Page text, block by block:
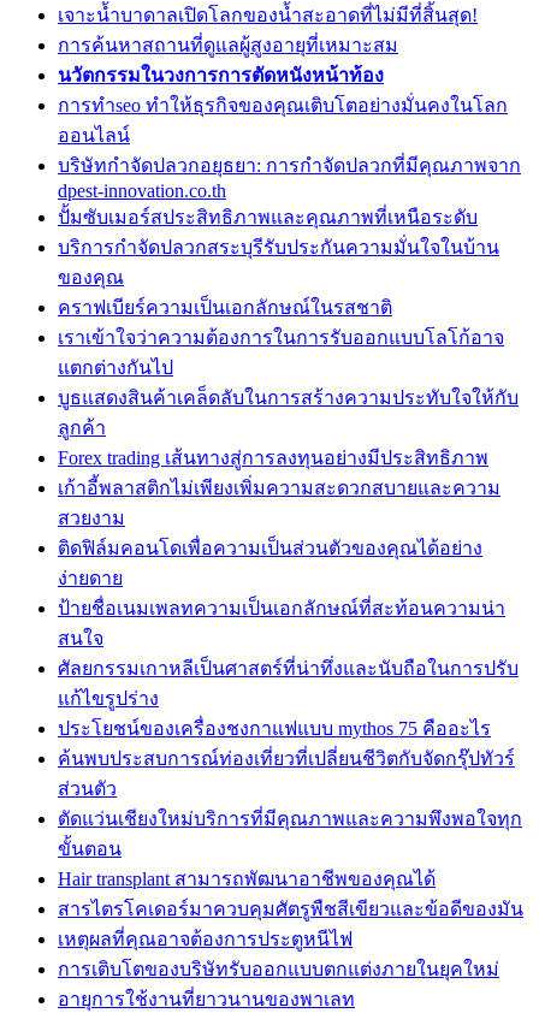
เจาะน้ำบาดาลเปิดโลกของน้ำสะอาดที่ไม่มีที่สิ้นสุด!
การค้นหาสถานที่ดูแลผู้สูงอายุที่เหมาะสม
นวัตกรรมในวงการการตัดหนังหน้าท้อง
การทำseo ทำให้ธุรกิจของคุณเติบโตอย่างมั่นคงในโลก
ออนไลน์
บริษัทกำจัดปลวกอยุธยา: การกำจัดปลวกที่มีคุณภาพจาก
dpest-innovation.co.th
ปั้มซับเมอร์สประสิทธิภาพและคุณภาพที่เหนือระดับ
บริการกำจัดปลวกสระบุรีรับประกันความมั่นใจในบ้าน
ของคุณ
คราฟเบียร์ความเป็นเอกลักษณ์ในรสชาติ
เราเข้าใจว่าความต้องการในการรับออกแบบโลโก้อาจ
แตกต่างกันไป
บูธแสดงสินค้าเคล็ดลับในการสร้างความประทับใจให้กับ
ลูกค้า
Forex trading เส้นทางสู่การลงทุนอย่างมีประสิทธิภาพ
เก้าอี้พลาสติกไม่เพียงเพิ่มความสะดวกสบายและความ
สวยงาม
ติดฟิล์มคอนโดเพื่อความเป็นส่วนตัวของคุณได้อย่าง
ง่ายดาย
ป้ายชื่อเนมเพลทความเป็นเอกลักษณ์ที่สะท้อนความน่า
สนใจ
ศัลยกรรมเกาหลีเป็นศาสตร์ที่น่าทึ่งและนับถือในการปรับ
แก้ไขรูปร่าง
ประโยชน์ของเครื่องชงกาแฟแบบ mythos 75 คืออะไร
ค้นพบประสบการณ์ท่องเที่ยวที่เปลี่ยนชีวิตกับจัดกรุ๊ปทัวร์
ส่วนตัว
ตัดแว่นเชียงใหม่บริการที่มีคุณภาพและความพึงพอใจทุก
ขั้นตอน
Hair transplant สามารถพัฒนาอาชีพของคุณได้
สารไตรโคเดอร์มาควบคุมศัตรูพืชสีเขียวและข้อดีของมัน
เหตุผลที่คุณอาจต้องการประตูหนีไฟ
การเติบโตของบริษัทรับออกแบบตกแต่งภายในยุคใหม่
อายุการใช้งานที่ยาวนานของพาเลท